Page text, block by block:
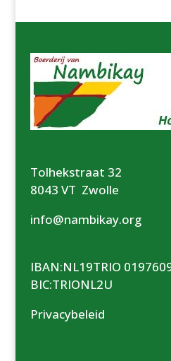
Tolhekstraat 32
8043 VT Zwolle
info@nambikay.org
IBAN:NL19TRIO
BIC:TRIONL2U
Privacybeleid